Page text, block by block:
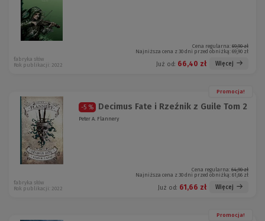
Cena regularna: 69,90 zł
Najniższa cena z 30 dni przed obniżką: 69,90 zł
Już od: 66,40 zł Więcej
fabryka słów
Rok publikacji: 2022
Promocja!
-5 % Decimus Fate i Rzeźnik z Guile Tom 2
Peter A. Flannery
Cena regularna: 64,90 zł
Najniższa cena z 30 dni przed obniżką: 61,66 zł
Już od: 61,66 zł Więcej
fabryka słów
Rok publikacji: 2022
Promocja!